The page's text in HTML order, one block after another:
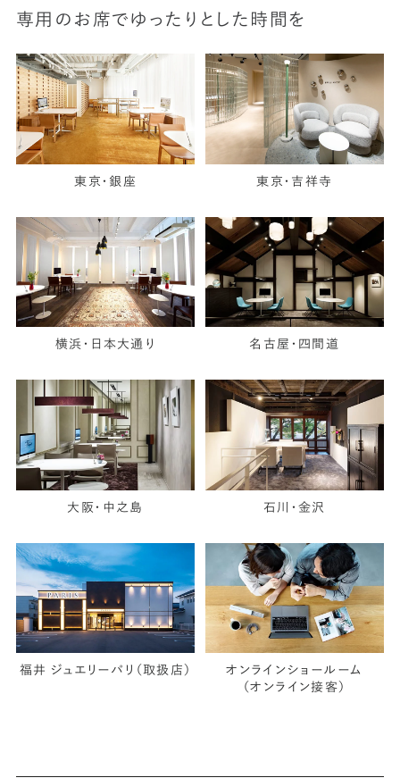
専用のお席でゆったりとした時間を
東京・銀座 東京・吉祥寺
横浜・日本大通り 名古屋・四間道
大阪・中之島 石川・金沢
福井 ジュエリーパリ（取扱店）
オンラインショールーム
（オンライン接客）